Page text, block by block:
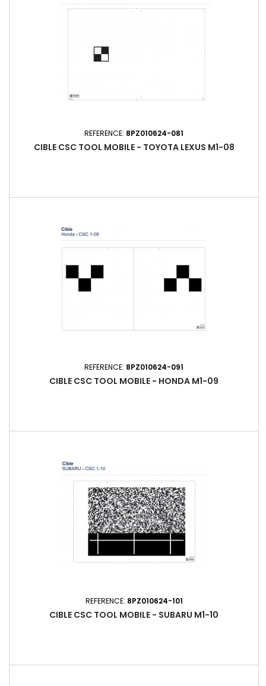
REFERENCE: 8PZ010624-081
CIBLE CSC TOOL MOBILE - TOYOTA LEXUS M1-08
REFERENCE: 8PZ010624-091
CIBLE CSC TOOL MOBILE - HONDA M1-09
REFERENCE: 8PZ010624-101
CIBLE CSC TOOL MOBILE - SUBARU M1-10